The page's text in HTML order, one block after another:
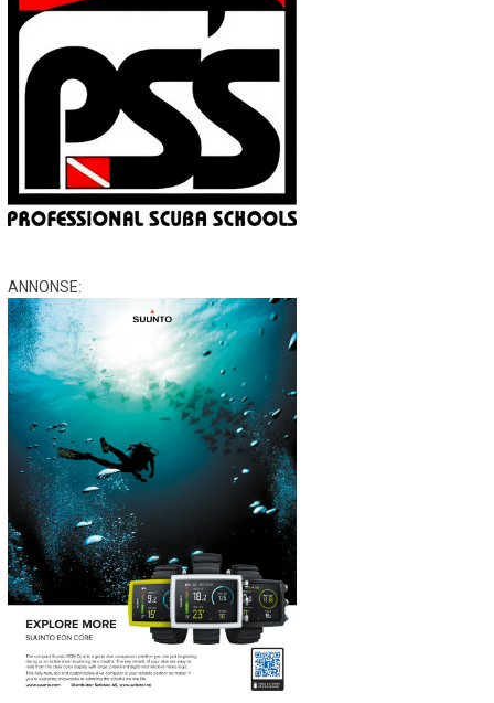
ANNONSE: